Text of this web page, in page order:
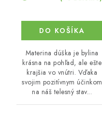
DO KOŠÍKA
Materina dúška je bylina
krásna na pohľad, ale ešte
krajšia vo vnútri. Vďaka
svojim pozitívnym účinkom
na náš telesný stav...